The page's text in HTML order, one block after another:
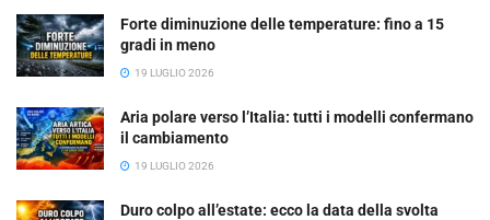
Forte diminuzione delle temperature: fino a 15
gradi in meno
19 LUGLIO 2026
Aria polare verso l’Italia: tutti i modelli confermano
il cambiamento
19 LUGLIO 2026
Duro colpo all’estate: ecco la data della svolta